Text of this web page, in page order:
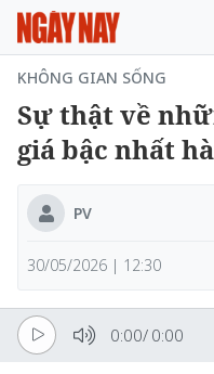
KHÔNG GIAN SỐNG
Sự thật về
giá bậc nhất
PV
30/05/2026 | 12:30
0:00/ 0:00